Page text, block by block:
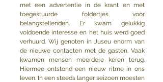
met een advertentie in de krant en met
toegestuurde foldertjes voor
belangstellenden. Er kwam gelukkig
voldoende interesse en het huis werd goed
verhuurd. Wij genoten in Juseu enorm van
de nieuwe contacten met de gasten. Vaak
kwamen mensen meerdere keren terug.
Hiermee ontstond een nieuw ritme in ons
leven. In een steeds langer seizoen moesten